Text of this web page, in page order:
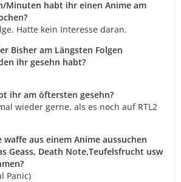
Minuten habt ihr einen Anime am
Hatte kein Interesse daran.
Bisher am Längsten Folgen
ihr gesehn habt?
ihr am öftersten gesehn?
wieder gerne, als es noch auf RTL2
aus einem Anime aussuchen
Geass, Death Note,Teufelsfrucht usw
Panic)